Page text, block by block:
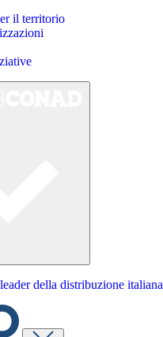
il territorio
della distribuzione italiana